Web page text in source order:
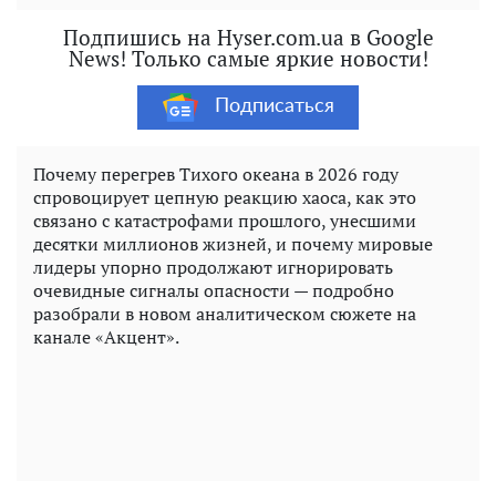
Подпишись на Hyser.com.ua в Google
News! Только самые яркие новости!
Подписаться
Почему перегрев Тихого океана в 2026 году
спровоцирует цепную реакцию хаоса, как это
связано с катастрофами прошлого, унесшими
десятки миллионов жизней, и почему мировые
лидеры упорно продолжают игнорировать
очевидные сигналы опасности — подробно
разобрали в новом аналитическом сюжете на
канале «Акцент».